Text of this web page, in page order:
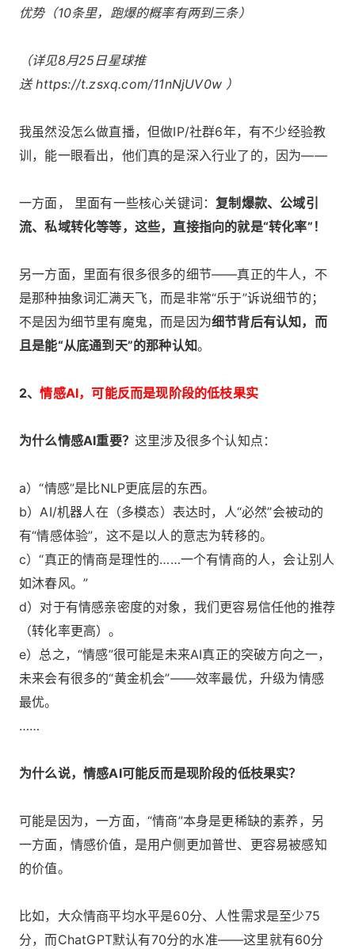
优势（10条里，跑爆的概率有两到三条）
（详见8月25日星球推
送 https://t.zsxq.com/11nNjUV0w ）
我虽然没怎么做直播，但做IP/社群6年，有不少经验教
训，能一眼看出，他们真的是深入行业了的，因为——
一方面， 里面有一些核心关键词：复制爆款、公域引
流、私域转化等等，这些，直接指向的就是“转化率”！
另一方面，里面有很多很多的细节——真正的牛人，不
是那种抽象词汇满天飞，而是非常“乐于”诉说细节的；
不是因为细节里有魔鬼，而是因为细节背后有认知，而
且是能“从底通到天”的那种认知。
2、情感AI，可能反而是现阶段的低枝果实
为什么情感AI重要？ 这里涉及很多个认知点：
a）“情感”是比NLP更底层的东西。
b）AI/机器人在（多模态）表达时，人“必然”会被动的
有“情感体验”，这不是以人的意志为转移的。
c）“真正的情商是理性的……一个有情商的人，会让别人
如沐春风。”
d）对于有情感亲密度的对象，我们更容易信任他的推荐
（转化率更高）。
e）总之，“情感”很可能是未来AI真正的突破方向之一，
未来会有很多的“黄金机会”——效率最优，升级为情感
最优。
……
为什么说，情感AI可能反而是现阶段的低枝果实？
可能是因为，一方面，“情商”本身是更稀缺的素养，另
一方面，情感价值，是用户侧更加普世、更容易被感知
的价值。
比如，大众情商平均水平是60分、人性需求是至少75
分，而ChatGPT默认有70分的水准——这里就有60分